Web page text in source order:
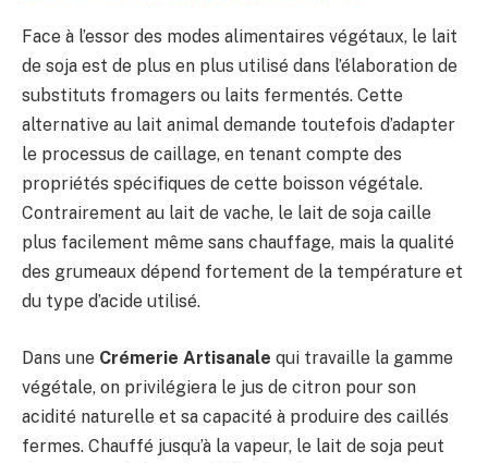
Face à l’essor des modes alimentaires végétaux, le lait
de soja est de plus en plus utilisé dans l’élaboration de
substituts fromagers ou laits fermentés. Cette
alternative au lait animal demande toutefois d’adapter
le processus de caillage, en tenant compte des
propriétés spécifiques de cette boisson végétale.
Contrairement au lait de vache, le lait de soja caille
plus facilement même sans chauffage, mais la qualité
des grumeaux dépend fortement de la température et
du type d’acide utilisé.
Dans une Crémerie Artisanale qui travaille la gamme
végétale, on privilégiera le jus de citron pour son
acidité naturelle et sa capacité à produire des caillés
fermes. Chauffé jusqu’à la vapeur, le lait de soja peut